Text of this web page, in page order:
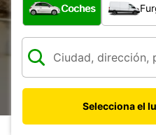
Coches
Selecciona el